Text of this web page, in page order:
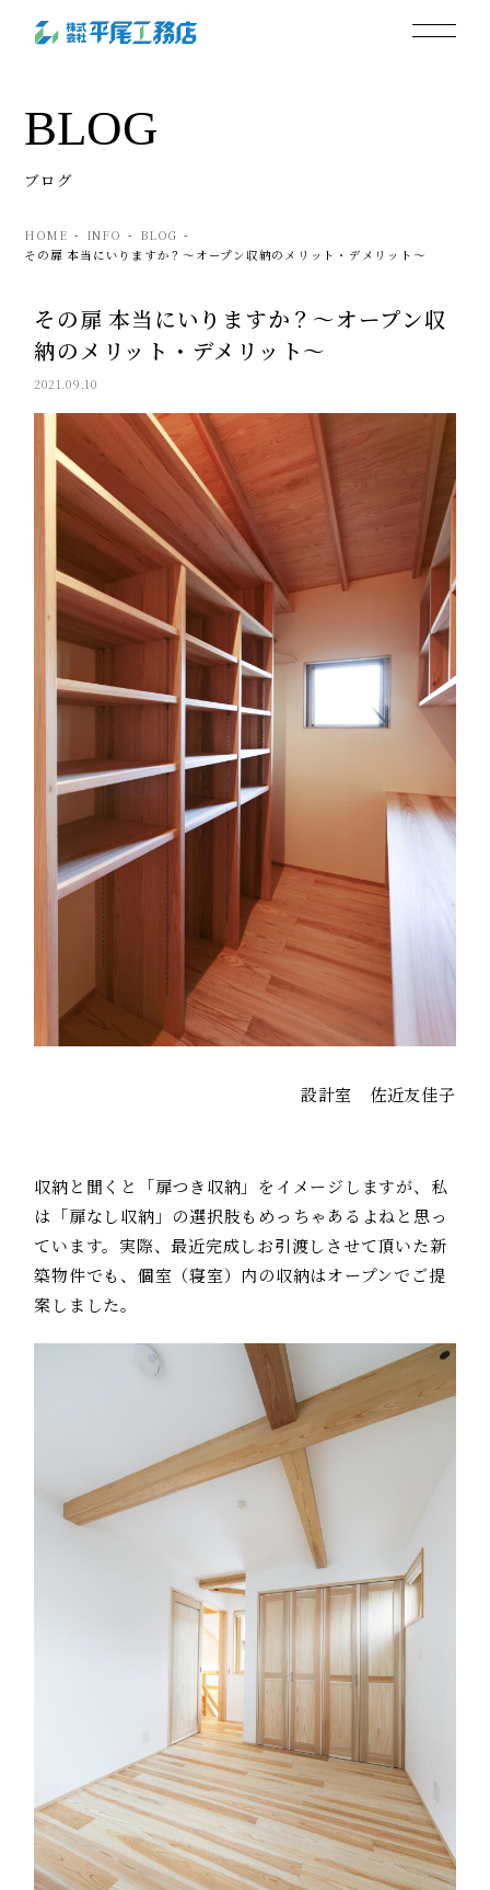
BLOG
ブログ
HOME INFO
BLOG
その扉 本当にいりますか？～オープン収納のメリット・デメリット～
その扉 本当にいりますか？～オープン収
納のメリット・デメリット～
2021.09.10
設計室 佐近友佳子
収納と聞くと「扉つき収納」をイメージしますが、私
は「扉なし収納」の選択肢もめっちゃあるよねと思っ
ています。実際、最近完成しお引渡しさせて頂いた新
築物件でも、個室（寝室）内の収納はオープンでご提
案しました。